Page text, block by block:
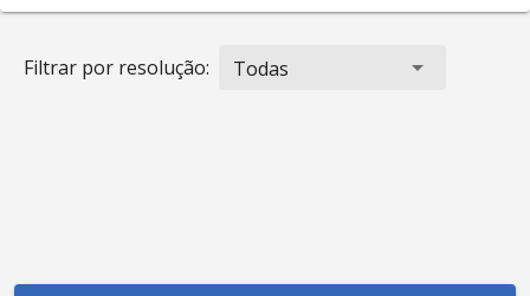
Filtrar por resolução: Todas